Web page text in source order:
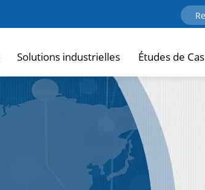
Solutions industrielles Études de Cas